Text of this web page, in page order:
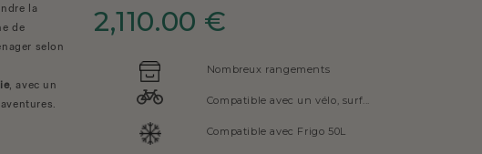
la
de
selon
, avec un
2,110.00 €
Nombreux rangements
Compatible avec un vélo, surf...
Compatible avec Frigo 50L